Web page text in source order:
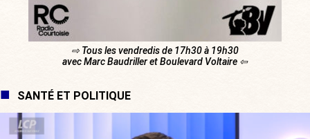
⇨ Tous les vendredis de 17h30 à 19h30
avec Marc Baudriller et Boulevard Voltaire ⇦
SANTÉ ET POLITIQUE